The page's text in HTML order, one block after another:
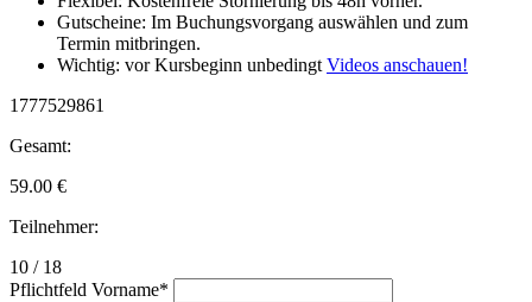
Gutscheine: Im Buchungsvorgang auswählen und zum
Termin mitbringen.
Wichtig: vor Kursbeginn unbedingt Videos anschauen!
1777529861
Gesamt:
59.00 €
Teilnehmer:
10 / 18
Pflichtfeld Vorname*